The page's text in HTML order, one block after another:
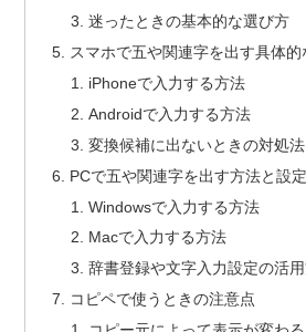
迷ったときの基本的な選び方
スマホで五や関連字を出す具体的
iPhoneで入力する方法
Androidで入力する方法
変換候補に出ないときの対処法
PCで五や関連字を出す方法と設
Windowsで入力する方法
Macで入力する方法
辞書登録や文字入力設定の活
コピペで使うときの注意点